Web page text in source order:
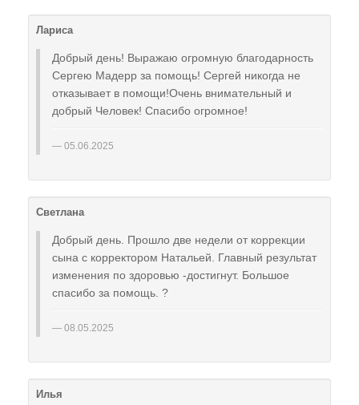
Лариса
Добрый день! Выражаю огромную благодарность
Сергею Мадерр за помощь! Сергей никогда не
отказывает в помощи!Очень внимательный и
добрый Человек! Спасибо огромное!
05.06.2025
Светлана
Добрый день. Прошло две недели от коррекции
сына с корректором Натальей. Главный результат
изменения по здоровью -достигнут. Большое
спасибо за помощь. ?
08.05.2025
Илья